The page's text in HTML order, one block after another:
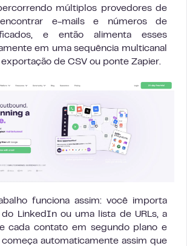
múltiplos provedores de
e-mails e números de
e então alimenta esses
em uma sequência multicanal
de CSV ou ponte Zapier.
funciona assim: você importa
LinkedIn ou uma lista de URLs, a
cada contato em segundo plano e
começa automaticamente assim que